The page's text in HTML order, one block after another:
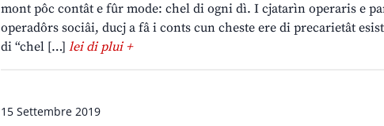
mont pôc contât e fûr mode: chel di ogni dì. I cjatarìn operaris e
operadôrs sociâi, ducj a fâ i conts cun cheste ere di precarietât
di “chel […] lei di plui +
15 Settembre 2019